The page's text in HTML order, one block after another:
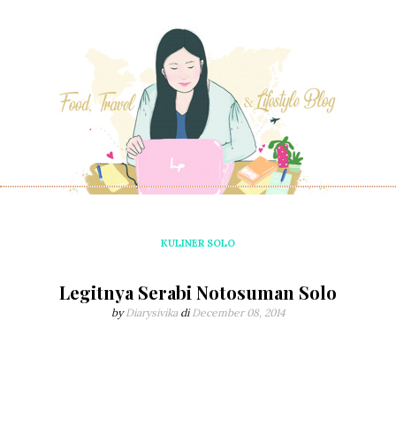
KULINER SOLO
Legitnya Serabi Notosuman Solo
by Diarysivika diDecember 08, 2014